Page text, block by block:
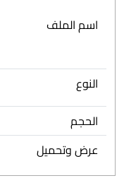
اسم الملف
النوع
الحجم
عرض وتحميل